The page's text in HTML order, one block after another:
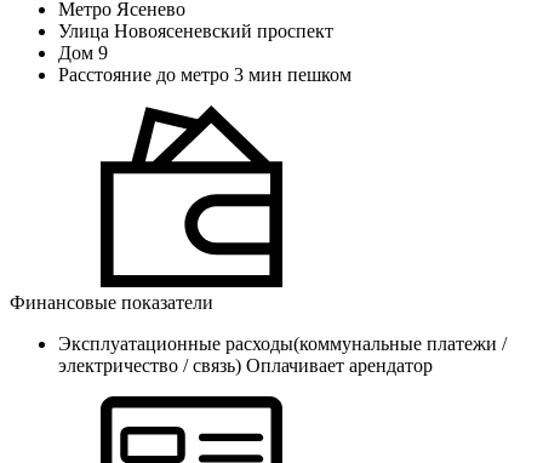
Метро Ясенево
Улица Новоясеневский проспект
Дом 9
Расстояние до метро 3 мин пешком
Финансовые показатели
Эксплуатационные расходы(коммунальные платежи /
электричество / связь) Оплачивает арендатор